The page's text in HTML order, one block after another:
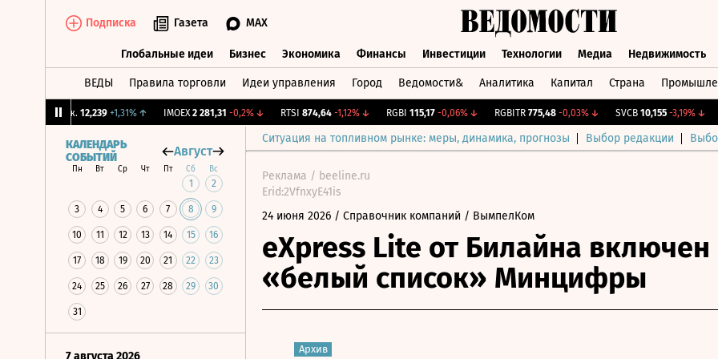
Подписка Газета MAX
Глобальные идеи Бизнес Экономика Финансы Инвестиции Технологии Медиа Недвижимость
ВЕДЫ Правила торговли Идеи управления Город Ведомости& Аналитика Капитал Страна
12,239 +1,31%↑ IMOEX 2 281,31 -0,2%↓ RTSI 874,64 -1,12%↓ RGBI 115,17 -0,06%↓ RGBITR 775,48 -0,03%↓ SVCB 10,155 -3,19%↓
Ситуация на топливном рынке: меры, динамика, прогнозы Выбор редакции
КАЛЕНДАРЬ
СОБЫТИЙ
Август
Пн Вт Ср Чт Пт Сб Вс
1 2
3 4 5 6 7 8 9
10 11 12 13 14 15 16
17 18 19 20 21 22 23
24 25 26 27 28 29 30
31
7 августа 2026
Реклама / beeline.ru
Erid:2VfnxyE41is
24 июня 2026 / Справочник компаний / ВымпелКом
eXpress Lite от Билайна включен
«белый список» Минцифры
Архив